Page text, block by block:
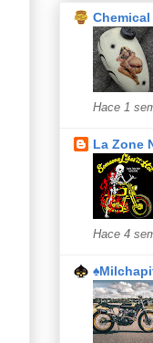
Hace 1
La Zone
Hace 4